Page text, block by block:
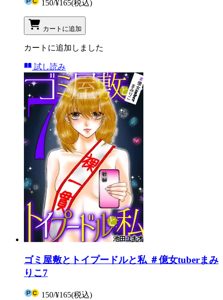
150/¥165(税込)
カートに追加
カートに追加しました
試し読み
ゴミ屋敷とトイプードルと私 ＃億女tuberまみ
りこ7
150/¥165(税込)